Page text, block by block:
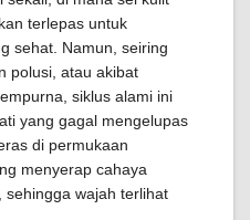
terlepas untuk
sehat. Namun, seiring
polusi, atau akibat
siklus alami ini
yang gagal mengelupas
di permukaan
menyerap cahaya
sehingga wajah terlihat